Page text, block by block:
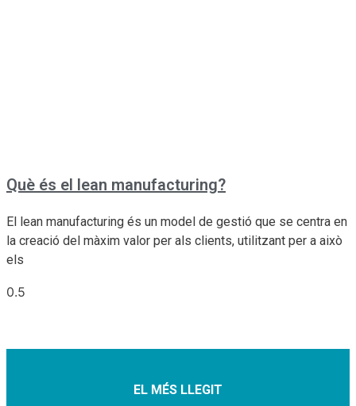
Què és el lean manufacturing?
El lean manufacturing és un model de gestió que se centra en
la creació del màxim valor per als clients, utilitzant per a això
els
EL MÉS LLEGIT